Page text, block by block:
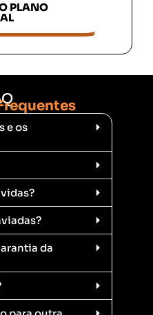
PLANO
e os
da